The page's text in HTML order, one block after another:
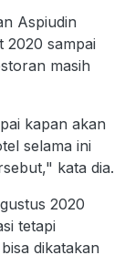
Aspiudin
2020 sampai
masih
kapan akan
selama ini
kata dia.
2020
tetapi
dikatakan